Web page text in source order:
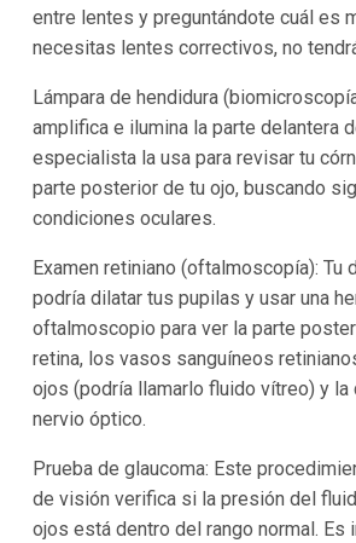
entre lentes y preguntándote cuál es
necesitas lentes correctivos, no
Lámpara de hendidura
amplifica e ilumina la parte delantera
especialista la usa para revisar tu
parte posterior de tu ojo, buscando
condiciones oculares.
Examen retiniano (oftalmoscopía): Tu
podría dilatar tus pupilas y usar una
oftalmoscopio para ver la parte
retina, los vasos sanguíneos
ojos (podría llamarlo fluido vítreo) y la
nervio óptico.
Prueba de glaucoma: Este
de visión verifica si la presión del
ojos está dentro del rango normal. Es